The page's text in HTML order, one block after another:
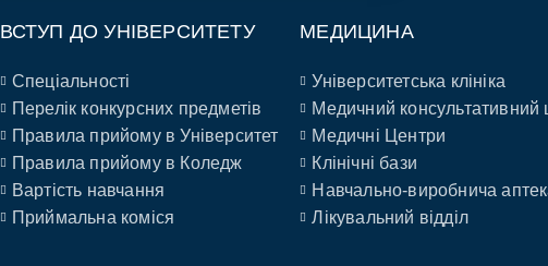
ВСТУП ДО УНІВЕРСИТЕТУ
Спеціальності
Перелік конкурсних предметів
Правила прийому в Університет
Правила прийому в Коледж
Вартість навчання
Приймальна коміся
МЕДИЦИНА
Університетська клініка
Медичний консультативний
Медичні Центри
Клінічні бази
Навчально-виробнича
Лікувальний відділ